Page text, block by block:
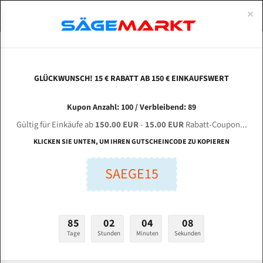
MEBA ECO 335 A-500 für 4400 mm Bi-Metall
Bandsägeblätter
Länge (mm):
Stärken + Zahnteilung:
mm
ABOUTS
ENGLISH
Bi-Metall Meterware
Fleischerei Bandsägeblätter
Bandmesser Glatt Meterware
Konvex Meterware
×
GLÜCKWUNSCH! 15 € RABATT AB 150 € EINKAUFSWERT
Kupon Anzahl: 100 / Verbleibend: 89
Gültig für Einkäufe ab150.00 EUR- 15.00 EURRabatt-Coupon...
KLICKEN SIE UNTEN, UM IHREN GUTSCHEINCODE ZU KOPIEREN
SAEGE15
85
Tage
02
Stunden
04
Minuten
07
Sekunden